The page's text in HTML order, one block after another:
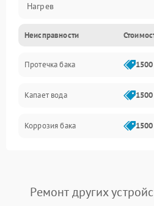
Нагрев
Датчики
Механика
Неисправности
Протечка бака
Капает вода
Коррозия бака
Ремонт других